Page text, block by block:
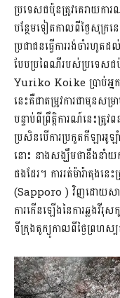
ប្រទេសជប៉ុនត្រូវគេរាយកា
បន្ថែមទៀតកាលពីថ្ងៃសុក្រ
ប្រជាជនធ្វើការរង់ចាំរហូ
បែបប្រពៃណីរបស់ប្រទេសជ
Yuriko Koike ប្រាប់អ្នក
នេះគឺជាតម្រូវការជាមុនស
បន្ទាប់ពីព្រឹត្តិការណ៍នេះត្រូ
ប្រសិនបើការប្រកួតកីឡាអូឡាំ
នោះ នាងសង្ឃឹមថានឹងនាំយ
ផងដែរ។ ការរត់ម៉ារ៉ាតុងនេះ
(Sapporo ) វិញដោយសារ
ការកើនឡើងនៃការឆ្លង
ទីក្រុងតូក្យូកាលពីថ្ងៃព្រហស្